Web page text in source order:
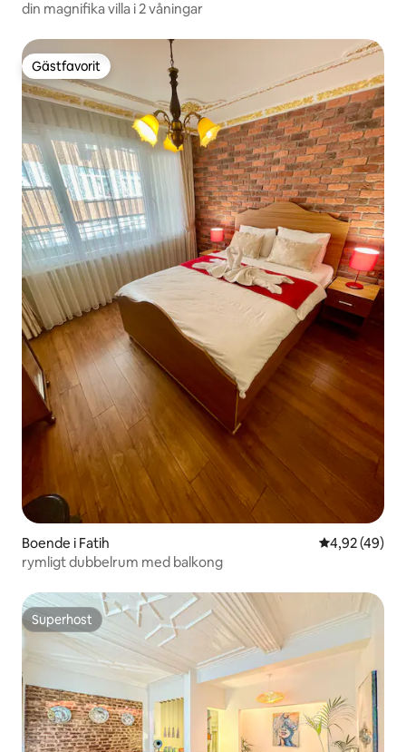
din magnifika villa i 2 våningar
Gästfavorit
Gästfavorit
Boende i Fatih 4,92 av 5 i
4,92 (49)
rymligt dubbelrum med balkong
Superhost
Superhost